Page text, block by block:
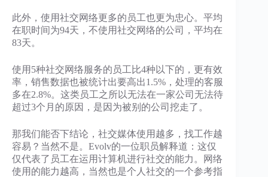
此外，使用社交网络更多的员工也更为忠心。平均
在职时间为94天，不使用社交网络的公司，平均在
83天。
使用5种社交网络服务的员工比4种以下的，更有效
率，销售数据也被统计出要高出1.5%，处理的客服
多在2.8%。这类员工之所以无法在一家公司无法待
超过3个月的原因，是因为被别的公司挖走了。
那我们能否下结论，社交媒体使用越多，找工作越
容易？当然不是。Evolv的一位职员解释道：这仅
仅代表了员工在运用计算机进行社交的能力。网络
使用的能力越高，当然也是个人社交的一个参考指